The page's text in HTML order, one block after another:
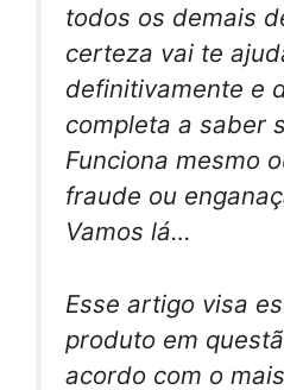
todos os demais
certeza vai te
definitivamente e
completa a saber
Funciona mesmo
fraude ou
Vamos lá…
Esse artigo visa
produto em
acordo com o